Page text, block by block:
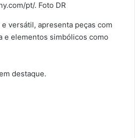
pt/. Foto DR
versátil, apresenta peças com
e elementos simbólicos como
destaque.